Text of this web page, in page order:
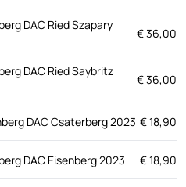
DAC Ried Szapary
€ 36,00
DAC Ried Saybritz
€ 36,00
DAC Csaterberg 2023 € 18,90
DAC Eisenberg 2023 € 18,90